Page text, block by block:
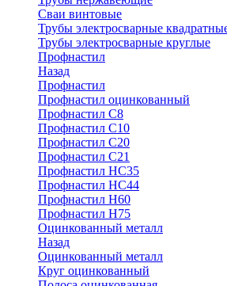
Сваи винтовые
Трубы электросварные
Трубы электросварные круглые
Профнастил
Назад
Профнастил
Профнастил оцинкованный
Профнастил С8
Профнастил С10
Профнастил С20
Профнастил С21
Профнастил НС35
Профнастил НС44
Профнастил Н60
Профнастил Н75
Оцинкованный металл
Назад
Оцинкованный металл
Круг оцинкованный